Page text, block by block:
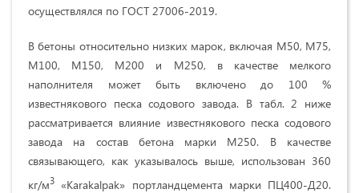
осуществлялся по ГОСТ 27006-2019.
В бетоны относительно низких марок, включая М50, М75,
М100, М150, М200 и М250, в качестве мелкого
наполнителя может быть включено до 100 %
известнякового песка содового завода. В табл. 2 ниже
рассматривается влияние известнякового песка содового
завода на состав бетона марки М250. В качестве
связывающего, как указывалось выше, использован 360
кг/м3 «Karakalpak» портландцемента марки ПЦ400-Д20.